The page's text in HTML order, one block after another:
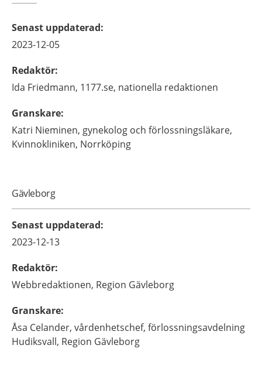
Senast uppdaterad:
2023-12-05
Redaktör:
Ida Friedmann, 1177.se, nationella redaktionen
Granskare:
Katri Nieminen, gynekolog och förlossningsläkare,
Kvinnokliniken, Norrköping
Gävleborg
Senast uppdaterad:
2023-12-13
Redaktör:
Webbredaktionen, Region Gävleborg
Granskare:
Åsa Celander, vårdenhetschef, förlossningsavdelning
Hudiksvall, Region Gävleborg